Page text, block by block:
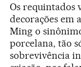
Os requintados
decorações em
Ming o
porcelana, tão
sobrevivência